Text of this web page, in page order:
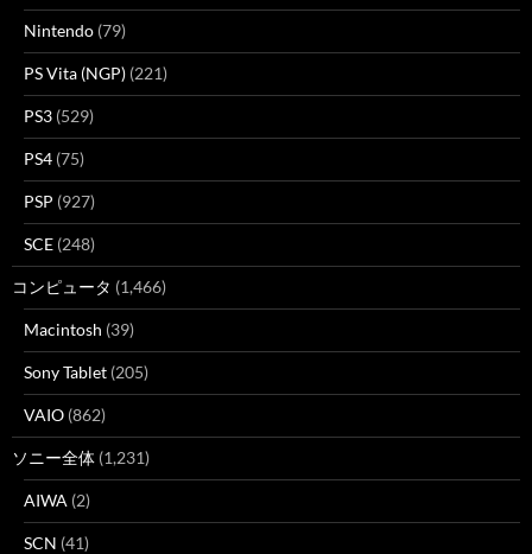
Nintendo (79)
PS Vita (NGP) (221)
PS3 (529)
PS4 (75)
PSP (927)
SCE (248)
コンピュータ (1,466)
Macintosh (39)
Sony Tablet (205)
VAIO (862)
ソニー全体 (1,231)
AIWA (2)
SCN (41)